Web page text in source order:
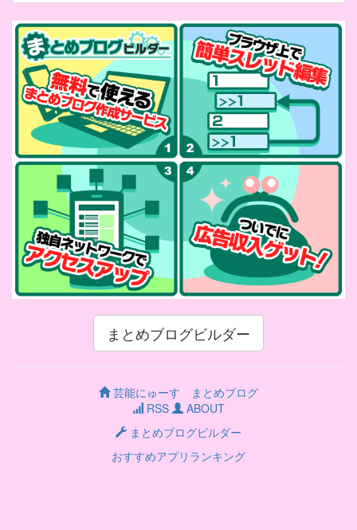
まとめブログビルダー
芸能にゅーす まとめブログ
RSS
ABOUT
まとめブログビルダー
おすすめアプリランキング